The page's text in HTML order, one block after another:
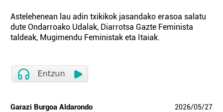
Astelehenean lau adin txikikok jasandako erasoa salatu
dute Ondarroako Udalak, Diarrotsa Gazte Feminista
taldeak, Mugimendu Feministak eta Itaiak.
Garazi Burgoa Aldarondo 2026/05/27